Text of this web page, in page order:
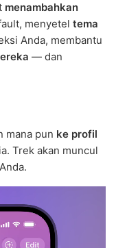
menambahkan
menyetel tema
Anda, membantu
— dan
mana pun ke profil
Trek akan muncul